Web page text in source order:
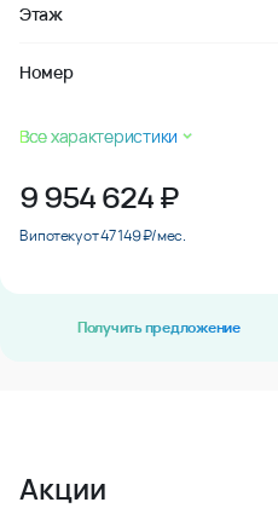
Этаж
Номер
Все характеристики
9 954 624₽
В ипотеку от 47 149 ₽/мес.
Получить предложение
Акции